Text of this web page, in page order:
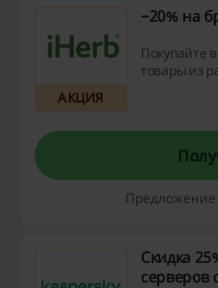
АКЦИЯ
−20% на
Покупайте
товары из
Предложение
Скидка
серверов